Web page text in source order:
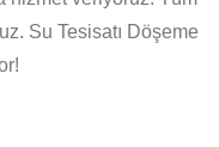
Su Tesisatı Döşeme